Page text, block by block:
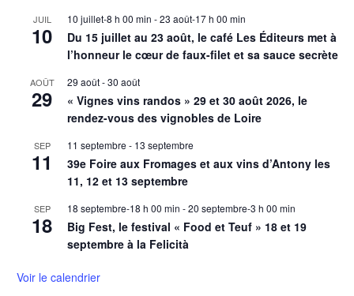
JUIL
10
10 juillet-8 h 00 min -23 août-17 h 00 min
Du 15 juillet au 23 août, le café Les Éditeurs met à
l’honneur le cœur de faux-filet et sa sauce secrète
AOÛT
29
29 août-30 août
« Vignes vins randos » 29 et 30 août 2026, le
rendez-vous des vignobles de Loire
SEP
11
11 septembre - 13 septembre
39e Foire aux Fromages et aux vins d’Antony les
11, 12 et 13 septembre
SEP
18
18 septembre-18 h 00 min -20 septembre-3 h 00 min
Big Fest, le festival « Food et Teuf » 18 et 19
septembre à la Felicità
Voir le calendrier